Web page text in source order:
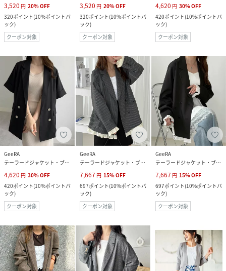
3,520 円 20%OFF
320ポイント(10%ポイントバ
ック)
クーポン対象
3,520 円 20%OFF
320ポイント(10%ポイントバ
ック)
クーポン対象
4,620 円 30%OFF
420ポイント(10%ポイントバ
ック)
クーポン対象
GeeRA
テーラードジャケット・ブレザー
4,620 円 30%OFF
420ポイント(10%ポイントバ
ック)
クーポン対象
GeeRA
テーラードジャケット・ブレザー
7,667 円 15%OFF
697ポイント(10%ポイントバ
ック)
クーポン対象
GeeRA
テーラードジャケット・ブレザー
7,667 円 15%OFF
697ポイント(10%ポイントバ
ック)
クーポン対象